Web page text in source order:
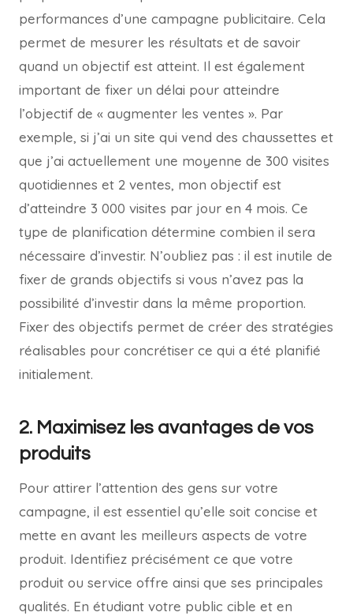
performances d’une campagne publicitaire. Cela
permet de mesurer les résultats et de savoir
quand un objectif est atteint. Il est également
important de fixer un délai pour atteindre
l’objectif de « augmenter les ventes ». Par
exemple, si j’ai un site qui vend des chaussettes et
que j’ai actuellement une moyenne de 300 visites
quotidiennes et 2 ventes, mon objectif est
d’atteindre 3 000 visites par jour en 4 mois. Ce
type de planification détermine combien il sera
nécessaire d’investir. N’oubliez pas : il est inutile de
fixer de grands objectifs si vous n’avez pas la
possibilité d’investir dans la même proportion.
Fixer des objectifs permet de créer des stratégies
réalisables pour concrétiser ce qui a été planifié
initialement.
2. Maximisez les avantages de vos
produits
Pour attirer l’attention des gens sur votre
campagne, il est essentiel qu’elle soit concise et
mette en avant les meilleurs aspects de votre
produit. Identifiez précisément ce que votre
produit ou service offre ainsi que ses principales
qualités. En étudiant votre public cible et en